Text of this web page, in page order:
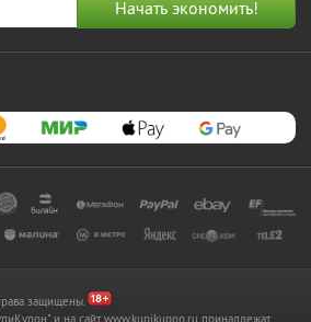
защищены.
и на сайт www.kupikupon.ru принадлежат